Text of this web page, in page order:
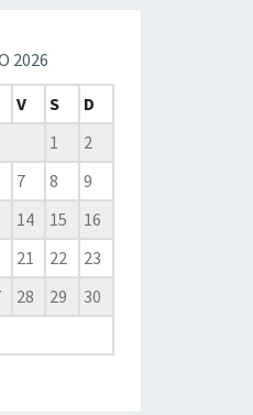
2026
V S
D
1
2
7 8
9
14 15
16
21 22
23
28 29
30